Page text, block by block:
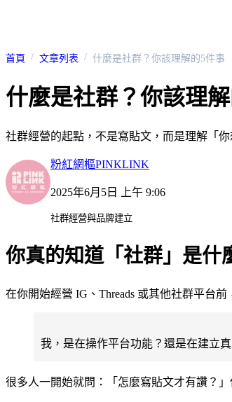
首頁 文章列表 什麼是社群？你該理解的5件事
什麼是社群？你該理
社群經營的起點，不是寫貼文，而是理解「
粉紅網樞PINKLINK
2025年6月5日 上午 9:06
社群經營與品牌建立
你真的知道「社群」是什
在你開始經營 IG、Threads 或其他社群平台前
我，是在操作平台功能？還是在建立
很多人一開始就問：「怎麼寫貼文才有讚？